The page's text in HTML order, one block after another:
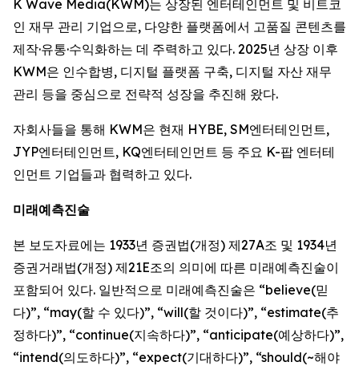
K Wave Media(KWM)는 상장된 엔터테인먼트 및 비트코
인 재무 관리 기업으로, 다양한 플랫폼에서 고품질 콘텐츠를
제작·유통·수익화하는 데 주력하고 있다. 2025년 상장 이후
KWM은 인수합병, 디지털 플랫폼 구축, 디지털 자산 재무
관리 등을 중심으로 전략적 성장을 추진해 왔다.
자회사들을 통해 KWM은 현재 HYBE, SM엔터테인먼트,
JYP엔터테인먼트, KQ엔터테인먼트 등 주요 K-팝 엔터테
인먼트 기업들과 협력하고 있다.
미래예측진술
본 보도자료에는 1933년 증권법(개정) 제27A조 및 1934년
증권거래법(개정) 제21E조의 의미에 따른 미래예측진술이
포함되어 있다. 일반적으로 미래예측진술은 “believe(믿
다)”, “may(할 수 있다)”, “will(할 것이다)”, “estimate(추
정하다)”, “continue(지속하다)”, “anticipate(예상하다)”,
“intend(의도하다)”, “expect(기대하다)”, “should(~해야